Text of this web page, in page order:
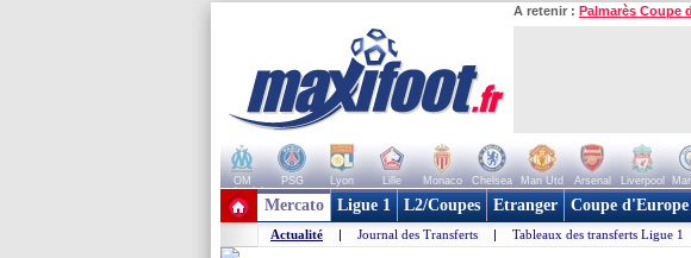
A retenir : Palmarès Coupe
OM PSG Lyon Lille Monaco Chelsea Man Utd Arsenal Liverpool
+ de clubs
Mercato Ligue 1 L2/Coupes Etranger Coupe d'Europe
Actualité | Journal des Transferts | Tableaux des transferts Ligue 1